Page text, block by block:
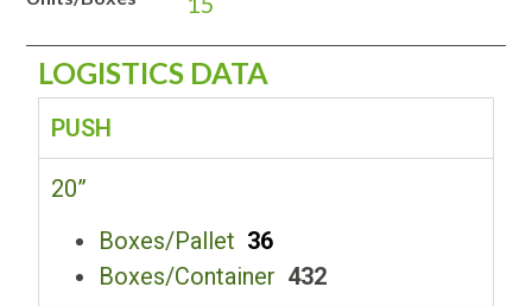
LOGISTICS DATA
PUSH
20”
Boxes/Pallet 36
Boxes/Container 432